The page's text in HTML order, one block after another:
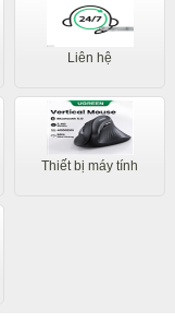
Liên hệ
Thiết bị máy tính